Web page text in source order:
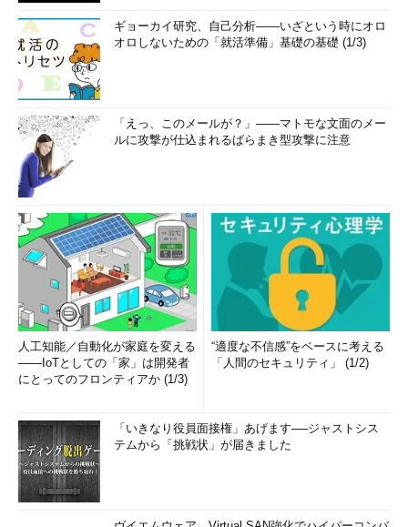
ギョーカイ研究、自己分析――いざという時にオロ
オロしないための「就活準備」基礎の基礎 (1/3)
「えっ、このメールが？」――マトモな文面のメー
ルに攻撃が仕込まれるばらまき型攻撃に注意
人工知能／自動化が家庭を変える
――IoTとしての「家」は開発者
にとってのフロンティアか (1/3)
“適度な不信感”をベースに考える
「人間のセキュリティ」 (1/2)
「いきなり役員面接権」あげます──ジャストシス
テムから「挑戦状」が届きました